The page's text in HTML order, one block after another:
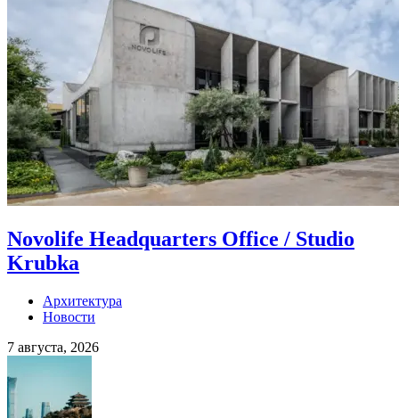
Novolife Headquarters Office / Studio
Krubka
Архитектура
Новости
7 августа, 2026